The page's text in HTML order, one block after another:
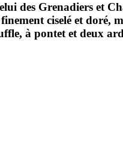
des Grenadiers et
ciselé et doré,
à pontet et deux